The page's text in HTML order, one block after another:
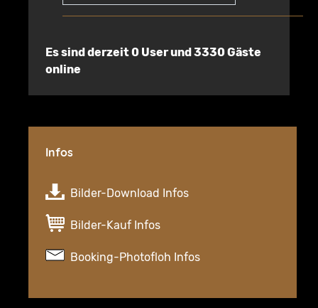
Es sind derzeit 0 User und 3330 Gäste
online
Infos
Bilder-Download Infos
Bilder-Kauf Infos
Booking-Photofloh Infos